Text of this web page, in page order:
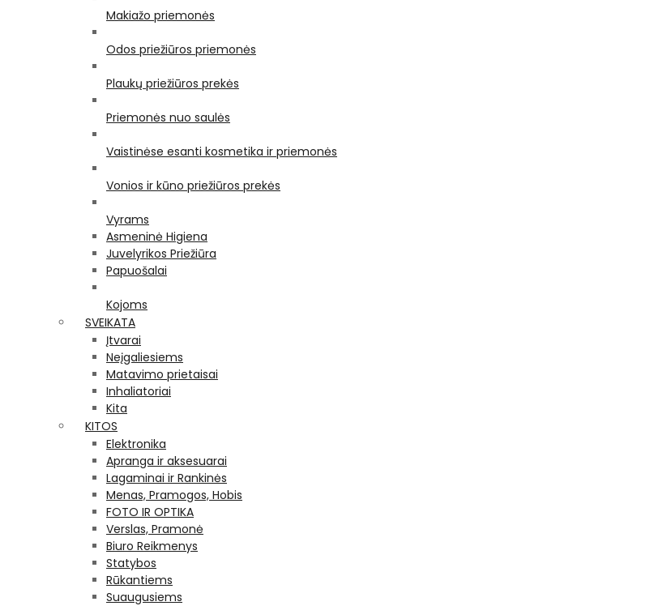
Makiažo priemonės
Odos priežiūros priemonės
Plaukų priežiūros prekės
Priemonės nuo saulės
Vaistinėse esanti kosmetika ir priemonės
Vonios ir kūno priežiūros prekės
Vyrams
Asmeninė Higiena
Juvelyrikos Priežiūra
Papuošalai
Kojoms
SVEIKATA
Įtvarai
Neįgaliesiems
Matavimo prietaisai
Inhaliatoriai
Kita
KITOS
Elektronika
Apranga ir aksesuarai
Lagaminai ir Rankinės
Menas, Pramogos, Hobis
FOTO IR OPTIKA
Verslas, Pramonė
Biuro Reikmenys
Statybos
Rūkantiems
Suaugusiems